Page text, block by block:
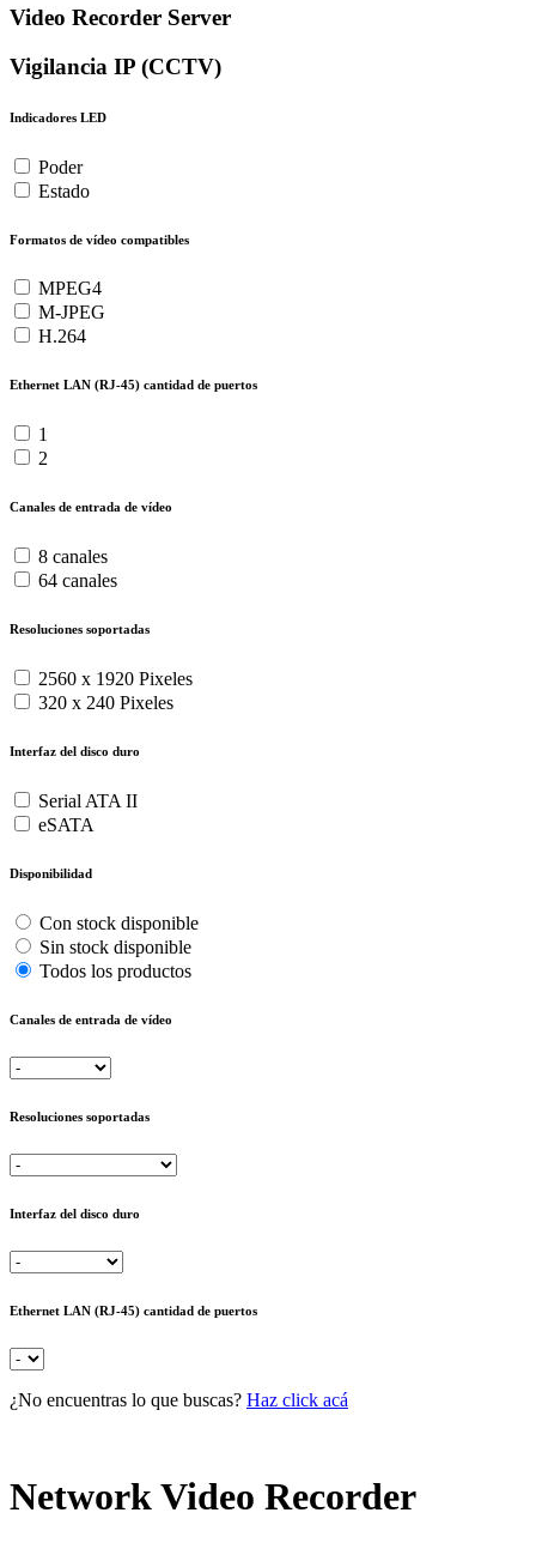
Video Recorder Server
Vigilancia IP (CCTV)
Indicadores LED
Poder
Estado
Formatos de vídeo compatibles
MPEG4
M-JPEG
H.264
Ethernet LAN (RJ-45) cantidad de puertos
1
2
Canales de entrada de vídeo
8 canales
64 canales
Resoluciones soportadas
2560 x 1920 Pixeles
320 x 240 Pixeles
Interfaz del disco duro
Serial ATA II
eSATA
Disponibilidad
Con stock disponible
Sin stock disponible
Todos los productos
Canales de entrada de vídeo
Resoluciones soportadas
Interfaz del disco duro
Ethernet LAN (RJ-45) cantidad de puertos
¿No encuentras lo que buscas? Haz click acá
Network Video Recorder